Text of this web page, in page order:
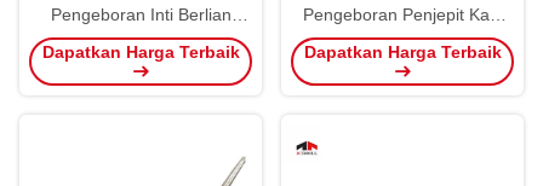
Pengeboran Inti Berlian
Untuk Pemegang Eksplorasi
Batang Bor
Dapatkan Harga Terbaik
Pengeboran Penjepit Kaki
Hidrolik Tugas Berat Dengan
Rahang
Dapatkan Harga Terbaik